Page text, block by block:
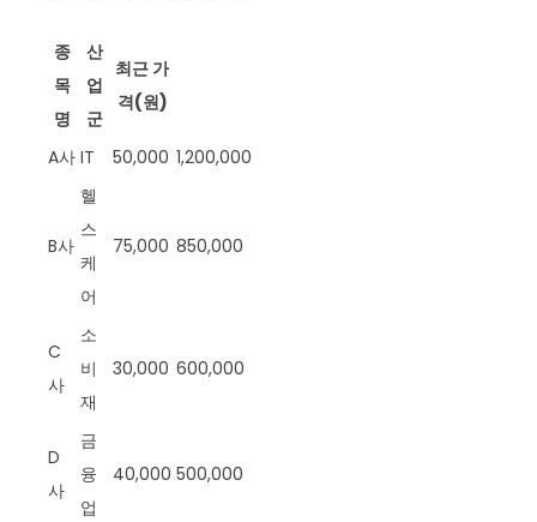
종
목
명
산
업
군
최근 가
격(원)
A사 IT 50,000 1,200,000
B사
헬
스
케
어
75,000 850,000
C
사
소
비
재
30,000 600,000
D
사
금
융
업
40,000 500,000